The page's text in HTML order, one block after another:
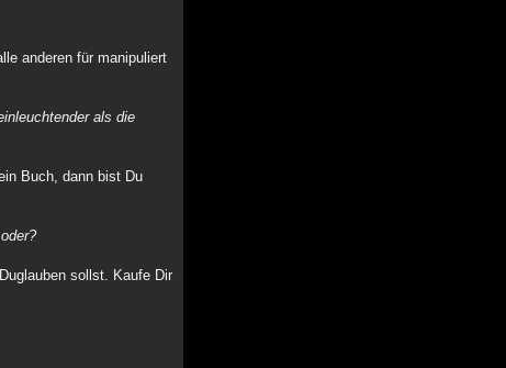
anderen für manipuliert
als die
Buch, dann bist Du
sollst. Kaufe Dir